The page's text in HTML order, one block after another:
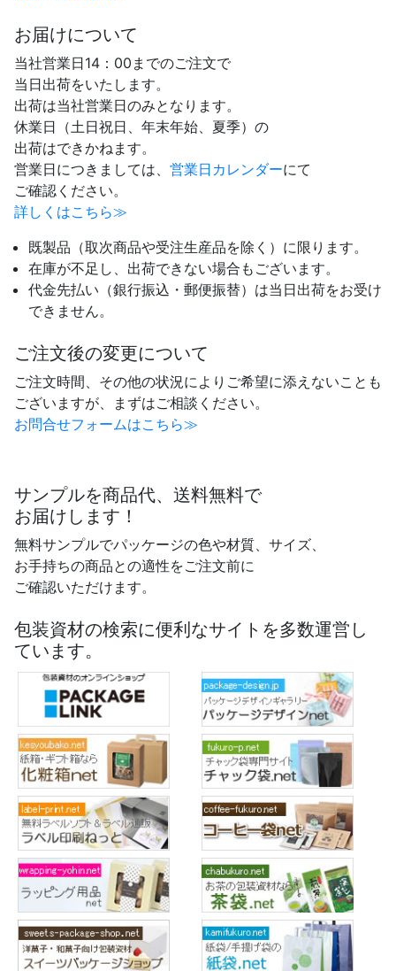
お届けについて
当社営業日14：00までのご注文で
当日出荷をいたします。
出荷は当社営業日のみとなります。
休業日（土日祝日、年末年始、夏季）の
出荷はできかねます。
営業日につきましては、 営業日カレンダーにて
ご確認ください。
詳しくはこちら≫
既製品（取次商品や受注生産品を除く）に限ります。
在庫が不足し、出荷できない場合もございます。
代金先払い（銀行振込・郵便振替）は当日出荷をお受け
できません。
ご注文後の変更について
ご注文時間、その他の状況によりご希望に添えないことも
ございますが、まずはご相談ください。
お問合せフォームはこちら≫
サンプルを商品代、送料無料で
お届けします！
無料サンプルでパッケージの色や材質、サイズ、
お手持ちの商品との適性をご注文前に
ご確認いただけます。
包装資材の検索に便利なサイトを多数運営し
ています。